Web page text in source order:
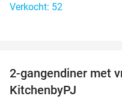
Verkocht: 52
2-gangendiner met
KitchenbyPJ